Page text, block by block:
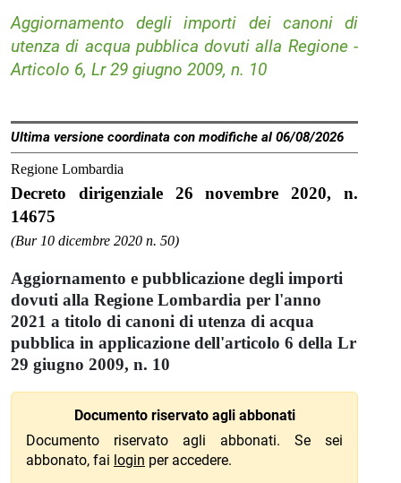
Aggiornamento degli importi dei canoni di
utenza di acqua pubblica dovuti alla Regione -
Articolo 6, Lr 29 giugno 2009, n. 10
Ultima versione coordinata con modifiche al 06/08/2026
Regione Lombardia
Decreto dirigenziale 26 novembre 2020, n.
14675
(Bur 10 dicembre 2020 n. 50)
Aggiornamento e pubblicazione degli importi
dovuti alla Regione Lombardia per l'anno
2021 a titolo di canoni di utenza di acqua
pubblica in applicazione dell'articolo 6 della Lr
29 giugno 2009, n. 10
Documento riservato agli abbonati
Documento riservato agli abbonati. Se sei
abbonato, fai login per accedere.